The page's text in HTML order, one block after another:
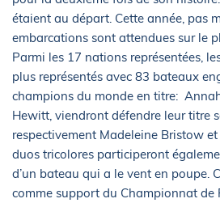
étaient au départ. Cette année, pas
embarcations sont attendues sur le
Parmi les 17 nations représentées,
plus représentés avec 83 bateaux
champions du monde en titre:
Hewitt, viendront défendre leur titre
respectivement Madeleine Bristow
duos tricolores participeront
d’un bateau qui a le vent en poupe.
comme support du Championnat de